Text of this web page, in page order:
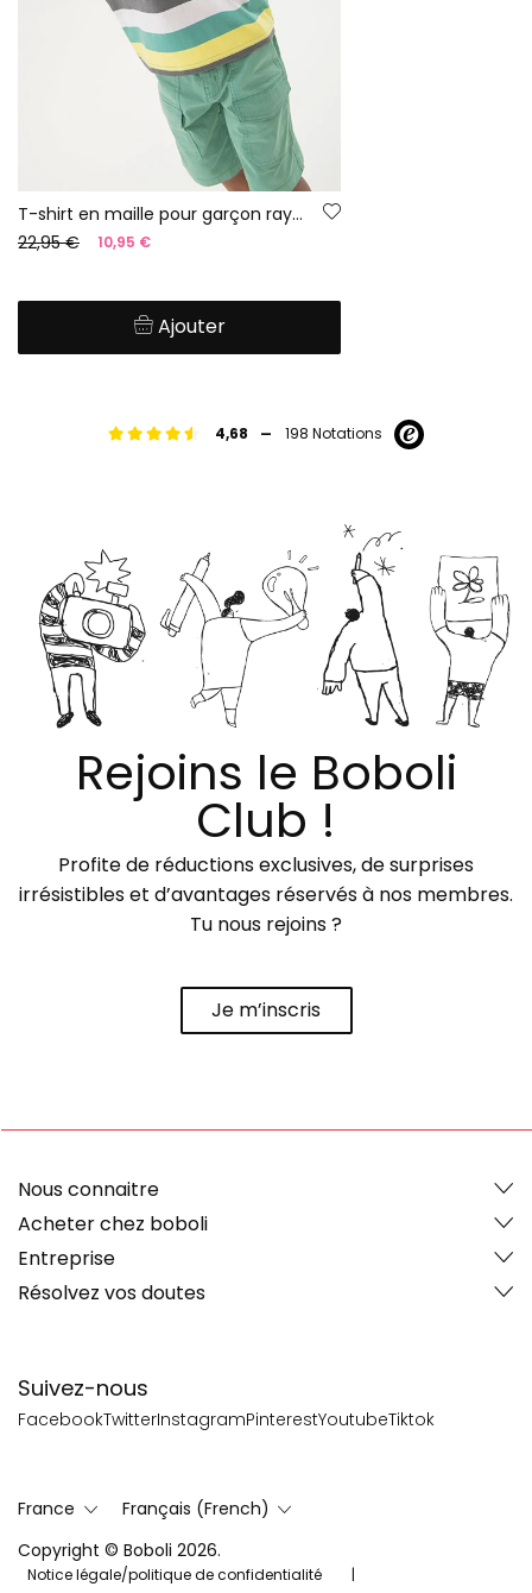
T-shirt en maille pour garçon rayée en vert, gris et jaune.
22,95 €
10,95 €
Ajouter
4,68 - 198 Notations
Rejoins le Boboli
Club !
Profite de réductions exclusives, de surprises
irrésistibles et d’avantages réservés à nos membres.
Tu nous rejoins ?
Je m’inscris
Suivez-nous
FacebookTwitterInstagramPinterestYoutubeTiktok
Nous connaitre
Acheter chez boboli
Entreprise
Résolvez vos doutes
France
Français (French)
Copyright © Boboli 2026.
Notice légale/politique de confidentialité